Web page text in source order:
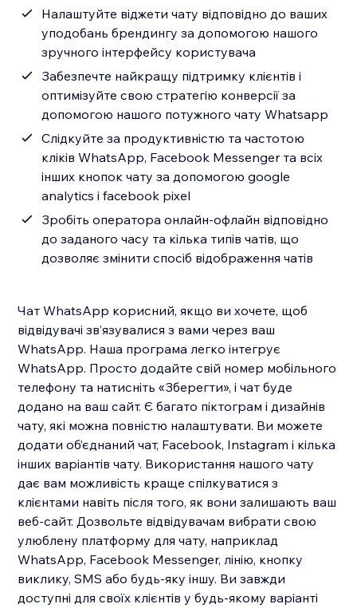
Налаштуйте віджети чату відповідно до ваших
уподобань брендингу за допомогою нашого
зручного інтерфейсу користувача
Забезпечте найкращу підтримку клієнтів і
оптимізуйте свою стратегію конверсії за
допомогою нашого потужного чату Whatsapp
Слідкуйте за продуктивністю та частотою
кліків WhatsApp, Facebook Messenger та всіх
інших кнопок чату за допомогою google
analytics і facebook pixel
Зробіть оператора онлайн-офлайн відповідно
до заданого часу та кілька типів чатів, що
дозволяє змінити спосіб відображення чатів
Чат WhatsApp корисний, якщо ви хочете, щоб
відвідувачі зв’язувалися з вами через ваш
WhatsApp. Наша програма легко інтегрує
WhatsApp. Просто додайте свій номер мобільного
телефону та натисніть «Зберегти», і чат буде
додано на ваш сайт. Є багато піктограм і дизайнів
чату, які можна повністю налаштувати. Ви можете
додати об’єднаний чат, Facebook, Instagram і кілька
інших варіантів чату. Використання нашого чату
дає вам можливість краще спілкуватися з
клієнтами навіть після того, як вони залишають ваш
веб-сайт. Дозвольте відвідувачам вибрати свою
улюблену платформу для чату, наприклад
WhatsApp, Facebook Messenger, лінію, кнопку
виклику, SMS або будь-яку іншу. Ви завжди
доступні для своїх клієнтів у будь-якому варіанті